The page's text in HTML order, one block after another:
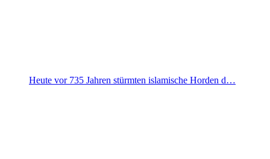
Heute vor 735 Jahren stürmten islamische Horden d…